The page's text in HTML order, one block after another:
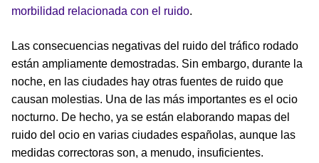
morbilidad relacionada con el ruido.
Las consecuencias negativas del ruido del tráfico rodado
están ampliamente demostradas. Sin embargo, durante la
noche, en las ciudades hay otras fuentes de ruido que
causan molestias. Una de las más importantes es el ocio
nocturno. De hecho, ya se están elaborando mapas del
ruido del ocio en varias ciudades españolas, aunque las
medidas correctoras son, a menudo, insuficientes.